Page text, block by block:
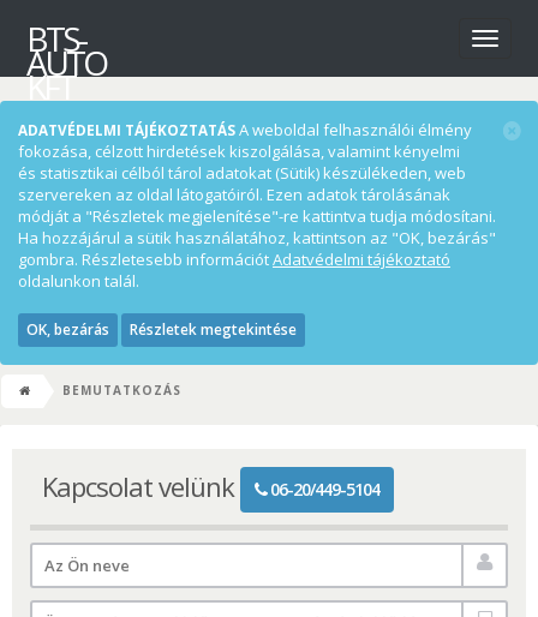
Menü
BTS-
AUTO
KFT
ADATVÉDELMI TÁJÉKOZTATÁSA weboldal felhasználói élmény
fokozása, célzott hirdetések kiszolgálása, valamint kényelmi
és statisztikai célból tárol adatokat (Sütik) készülékeden, web
szervereken az oldal látogatóiról. Ezen adatok tárolásának
módját a "Részletek megjelenítése"-re kattintva tudja módosítani.
Ha hozzájárul a sütik használatához, kattintson az "OK, bezárás"
gombra. Részletesebb információtAdatvédelmi tájékoztató
oldalunkon talál.
OK, bezárás Részletek megtekintése
BEMUTATKOZÁS
Kapcsolat velünk 06-20/449-5104